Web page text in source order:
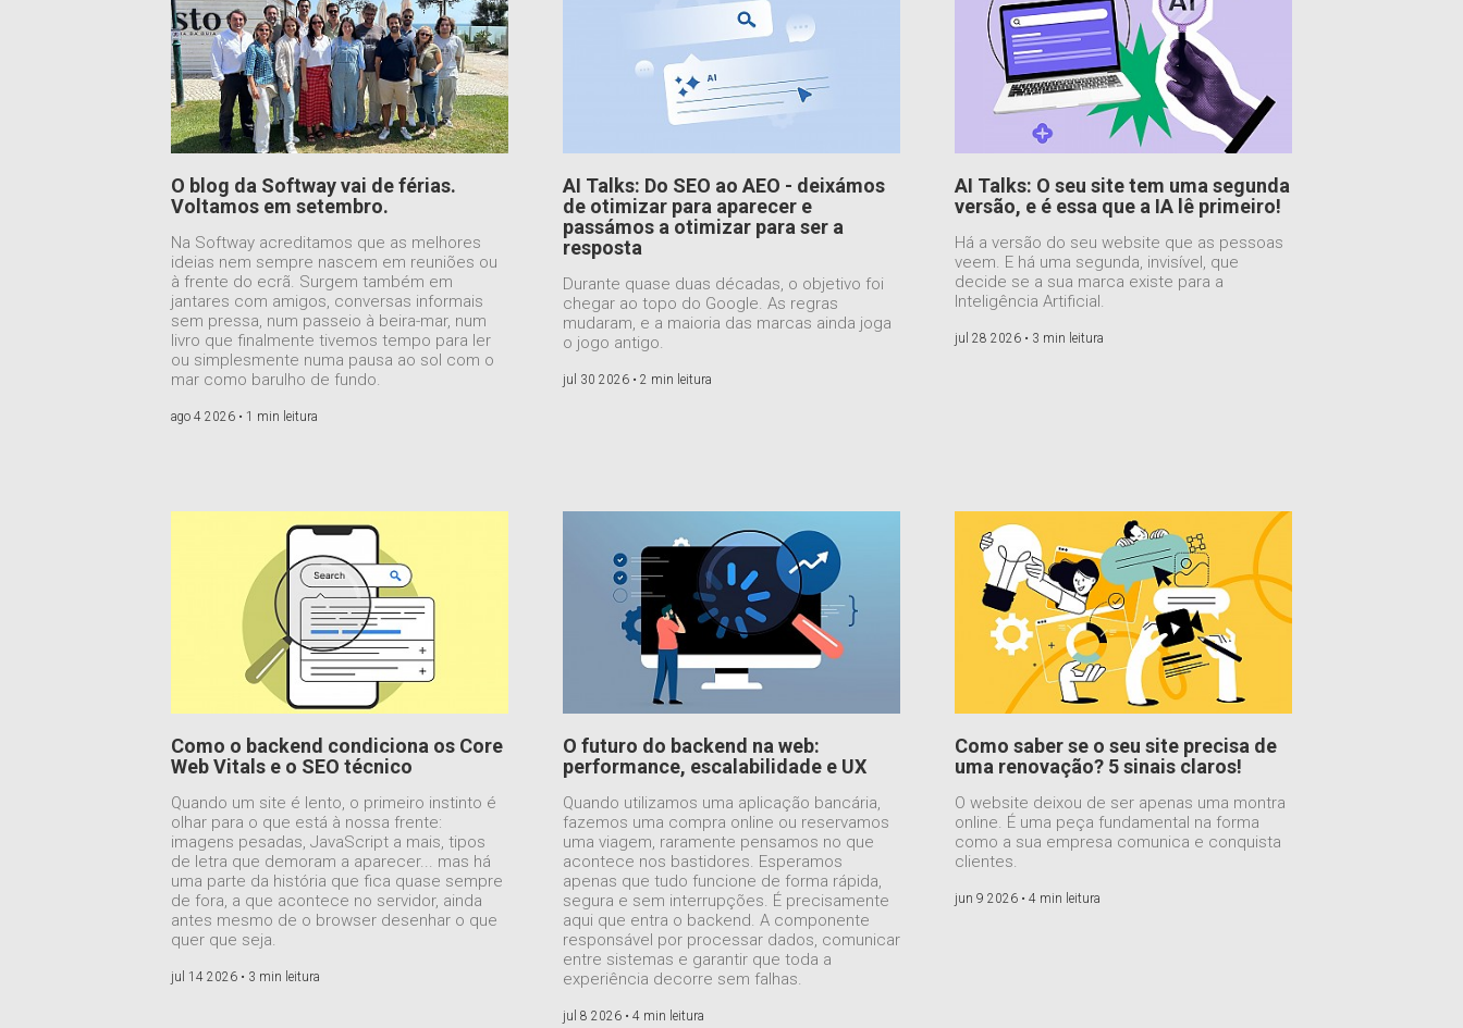
O blog da Softway vai de férias.
Voltamos em setembro.
Na Softway acreditamos que as melhores
ideias nem sempre nascem em reuniões ou
à frente do ecrã. Surgem também em
jantares com amigos, conversas informais
sem pressa, num passeio à beira-mar, num
livro que finalmente tivemos tempo para ler
ou simplesmente numa pausa ao sol com o
mar como barulho de fundo.
ago 4 2026 • 1 min leitura
AI Talks: Do SEO ao AEO - deixámos
de otimizar para aparecer e
passámos a otimizar para ser a
resposta
Durante quase duas décadas, o objetivo foi
chegar ao topo do Google. As regras
mudaram, e a maioria das marcas ainda joga
o jogo antigo.
jul 30 2026 • 2 min leitura
AI Talks: O seu site tem uma segunda
versão, e é essa que a IA lê primeiro!
Há a versão do seu website que as pessoas
veem. E há uma segunda, invisível, que
decide se a sua marca existe para a
Inteligência Artificial.
jul 28 2026 • 3 min leitura
Como o backend condiciona os Core
Web Vitals e o SEO técnico
Quando um site é lento, o primeiro instinto é
olhar para o que está à nossa frente:
imagens pesadas, JavaScript a mais, tipos
de letra que demoram a aparecer... mas há
uma parte da história que fica quase sempre
de fora, a que acontece no servidor, ainda
antes mesmo de o browser desenhar o que
quer que seja.
jul 14 2026 • 3 min leitura
O futuro do backend na web:
performance, escalabilidade e UX
Quando utilizamos uma aplicação bancária,
fazemos uma compra online ou reservamos
uma viagem, raramente pensamos no que
acontece nos bastidores. Esperamos
apenas que tudo funcione de forma rápida,
segura e sem interrupções. É precisamente
aqui que entra o backend. A componente
responsável por processar dados, comunicar
entre sistemas e garantir que toda a
experiência decorre sem falhas.
jul 8 2026 • 4 min leitura
Como saber se o seu site precisa de
uma renovação? 5 sinais claros!
O website deixou de ser apenas uma montra
online. É uma peça fundamental na forma
como a sua empresa comunica e conquista
clientes.
jun 9 2026 • 4 min leitura